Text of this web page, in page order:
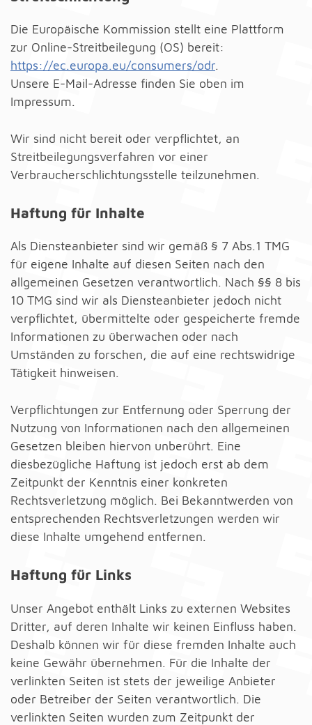
Die Europäische Kommission stellt eine Plattform
zur Online-Streitbeilegung (OS) bereit:
https://ec.europa.eu/consumers/odr.
Unsere E-Mail-Adresse finden Sie oben im
Impressum.
Wir sind nicht bereit oder verpflichtet, an
Streitbeilegungsverfahren vor einer
Verbraucherschlichtungsstelle teilzunehmen.
Haftung für Inhalte
Als Diensteanbieter sind wir gemäß § 7 Abs.1 TMG
für eigene Inhalte auf diesen Seiten nach den
allgemeinen Gesetzen verantwortlich. Nach §§ 8 bis
10 TMG sind wir als Diensteanbieter jedoch nicht
verpflichtet, übermittelte oder gespeicherte fremde
Informationen zu überwachen oder nach
Umständen zu forschen, die auf eine rechtswidrige
Tätigkeit hinweisen.
Verpflichtungen zur Entfernung oder Sperrung der
Nutzung von Informationen nach den allgemeinen
Gesetzen bleiben hiervon unberührt. Eine
diesbezügliche Haftung ist jedoch erst ab dem
Zeitpunkt der Kenntnis einer konkreten
Rechtsverletzung möglich. Bei Bekanntwerden von
entsprechenden Rechtsverletzungen werden wir
diese Inhalte umgehend entfernen.
Haftung für Links
Unser Angebot enthält Links zu externen Websites
Dritter, auf deren Inhalte wir keinen Einfluss haben.
Deshalb können wir für diese fremden Inhalte auch
keine Gewähr übernehmen. Für die Inhalte der
verlinkten Seiten ist stets der jeweilige Anbieter
oder Betreiber der Seiten verantwortlich. Die
verlinkten Seiten wurden zum Zeitpunkt der